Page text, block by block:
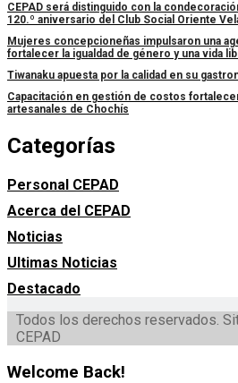
CEPAD será distinguido con la
120.º aniversario del Club Social Oriente
Mujeres concepcioneñas impulsaron una
fortalecer la igualdad de género y una vida
Tiwanaku apuesta por la calidad en su
Capacitación en gestión de costos
artesanales de Chochís
Categorías
Personal CEPAD
Acerca del CEPAD
Noticias
Ultimas Noticias
Destacado
Todos los derechos reservados.
CEPAD
Welcome Back!